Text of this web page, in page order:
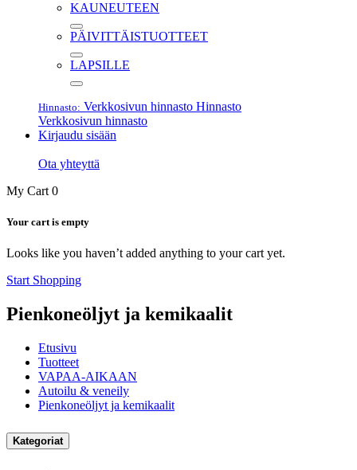
KAUNEUTEEN
PÄIVITTÄISTUOTTEET
LAPSILLE
Hinnasto: Verkkosivun hinnasto Hinnasto
Verkkosivun hinnasto
Kirjaudu sisään
Ota yhteyttä
My Cart 0
Your cart is empty
Looks like you haven’t added anything to your cart yet.
Start Shopping
Pienkoneöljyt ja kemikaalit
Etusivu
Tuotteet
VAPAA-AIKAAN
Autoilu & veneily
Pienkoneöljyt ja kemikaalit
Kategoriat